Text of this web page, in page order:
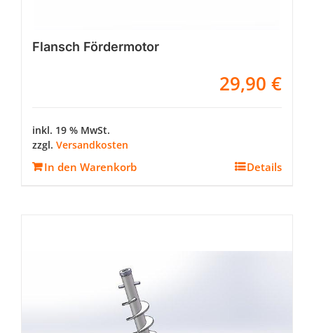
Flansch Fördermotor
29,90 €
inkl. 19 % MwSt.
zzgl. Versandkosten
In den Warenkorb Details